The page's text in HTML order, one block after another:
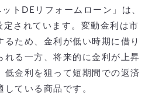
トDEリフォームローン」は、
されています。変動金利は市
るため、金利が低い時期に借り
れる一方、将来的に金利が上昇
低金利を狙って短期間での返済
ている商品です。